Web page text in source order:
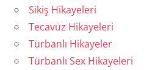
Sikiş Hikayeleri
Tecavüz Hikayeleri
Türbanlı Hikayeler
Türbanlı Sex Hikayeleri